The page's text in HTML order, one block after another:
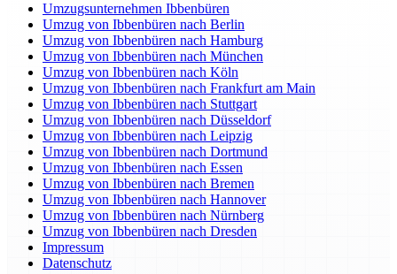
Umzugsunternehmen Ibbenbüren
Umzug von Ibbenbüren nach Berlin
Umzug von Ibbenbüren nach Hamburg
Umzug von Ibbenbüren nach München
Umzug von Ibbenbüren nach Köln
Umzug von Ibbenbüren nach Frankfurt am Main
Umzug von Ibbenbüren nach Stuttgart
Umzug von Ibbenbüren nach Düsseldorf
Umzug von Ibbenbüren nach Leipzig
Umzug von Ibbenbüren nach Dortmund
Umzug von Ibbenbüren nach Essen
Umzug von Ibbenbüren nach Bremen
Umzug von Ibbenbüren nach Hannover
Umzug von Ibbenbüren nach Nürnberg
Umzug von Ibbenbüren nach Dresden
Impressum
Datenschutz